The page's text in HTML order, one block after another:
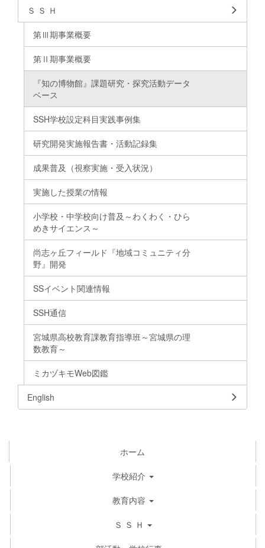
Ｓ Ｓ Ｈ
第Ⅲ期事業概要
第Ⅱ期事業概要
『知の博物館』課題研究・探究活動データ
ベース
SSH学校設定科目実践事例集
研究開発実施報告書・活動記録集
成果普及（視察実施・受入状況）
実施した授業の情報
小学校・中学校向け普及～わくわく・ひら
めきサイエンス～
尚志ヶ丘フィールド『地域コミュニティ分
野』開発
SSイベント関連情報
SSH通信
宮城県高校教育課教育指導班～宮城県の理
数教育～
ミカヅキモWeb図鑑
English
ホーム
学校紹介
教育内容
Ｓ Ｓ Ｈ